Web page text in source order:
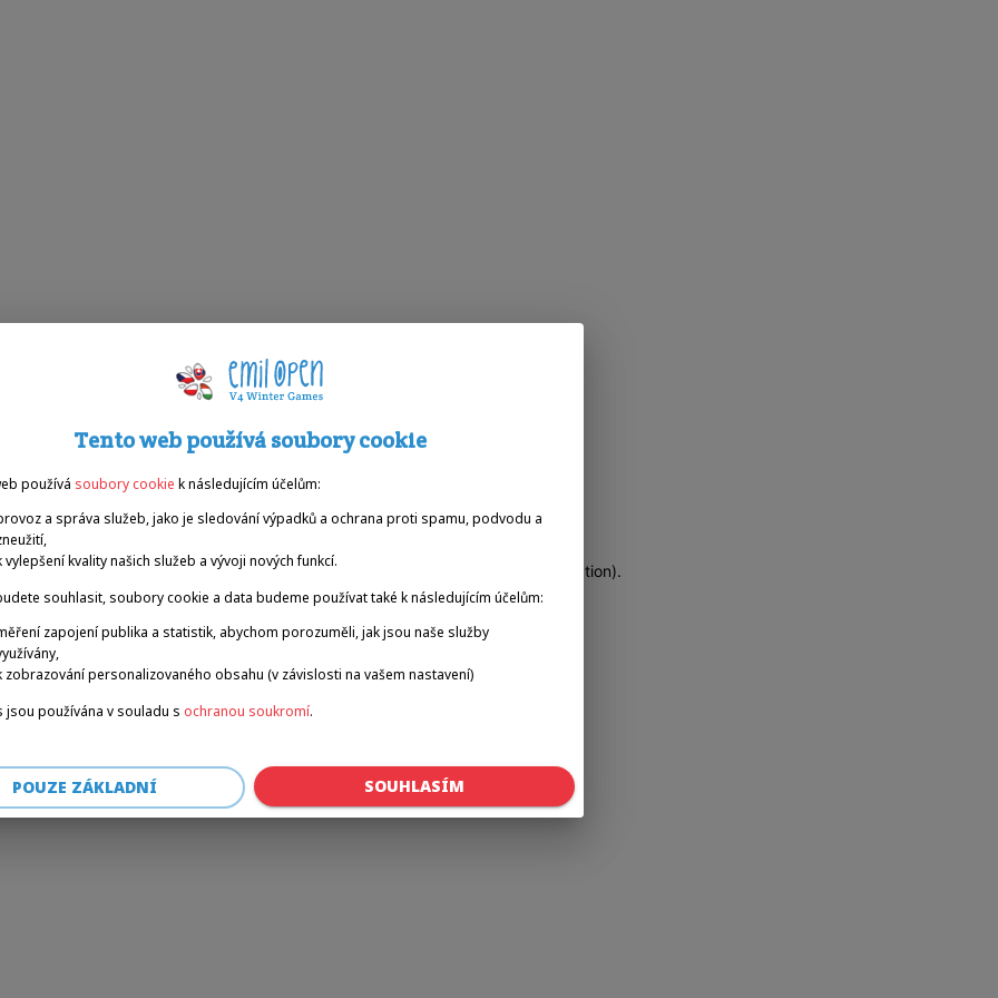
a client-side exception has occurred (see the browser console for more information).
Tento web používá soubory cookie
používá soubory cookie k následujícím účelům:
a správa služeb, jako je sledování výpadků a ochrana proti spamu, podvodu a
vylepšení kvality našich služeb a vývoji nových funkcí.
souhlasit, soubory cookie a data budeme používat také k následujícím účelům:
zapojení publika a statistik, abychom porozuměli, jak jsou naše služby
zobrazování personalizovaného obsahu (v závislosti na vašem nastavení)
jsou používána v souladu s ochranou soukromí.
POUZE ZÁKLADNÍ SOUHLASÍM